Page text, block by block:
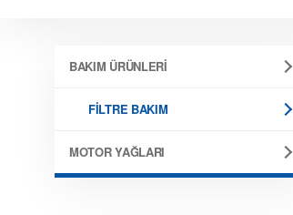
BAKIM ÜRÜNLERİ
FİLTRE BAKIM
MOTOR YAĞLARI